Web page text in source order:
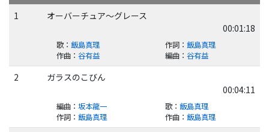
1
オーバーチュア～グレース
00:01:18
歌： 飯島真理 作詞： 飯島真理
作曲： 谷有益 編曲： 谷有益
2
ガラスのこびん
00:04:11
編曲： 坂本龍一 歌： 飯島真理
作詞： 飯島真理 作曲： 飯島真理